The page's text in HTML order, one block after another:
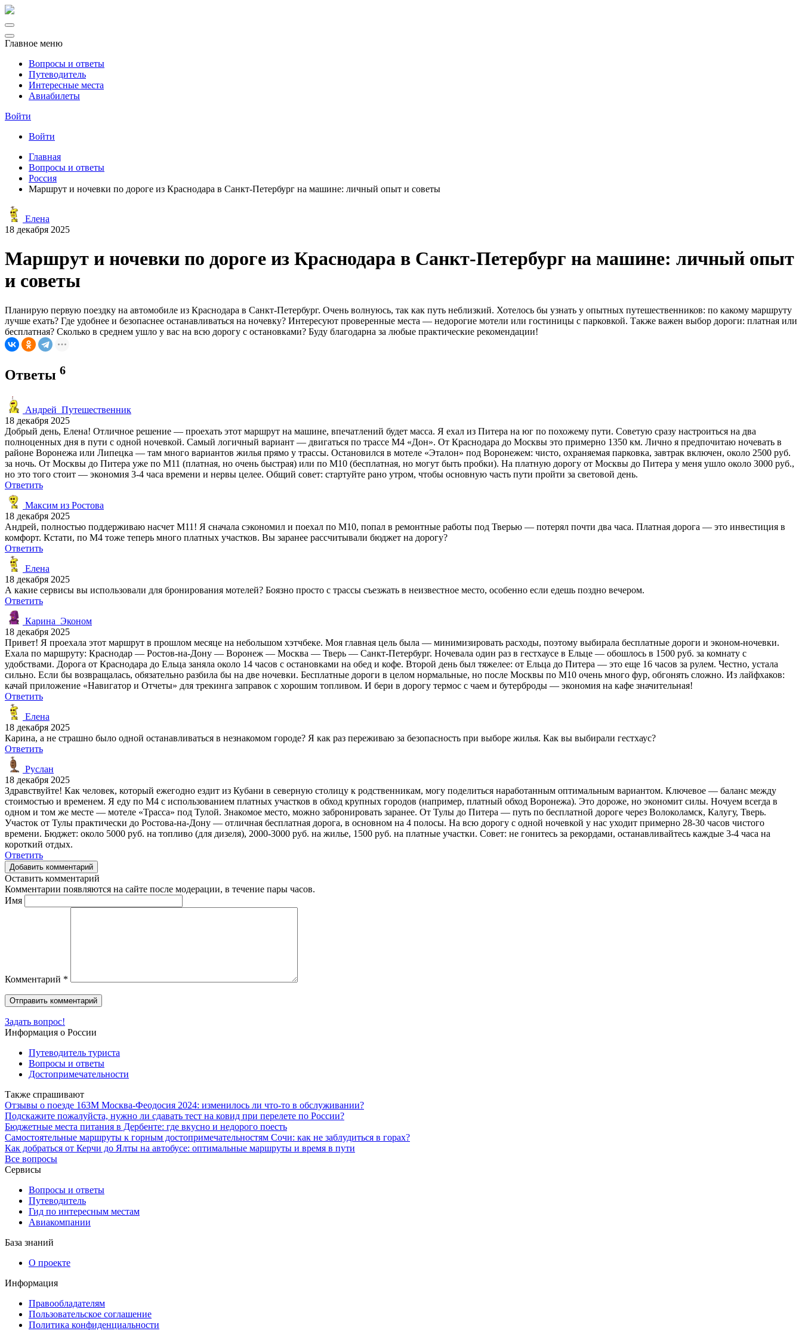
Главное меню
Вопросы и ответы
Путеводитель
Интересные места
Авиабилеты
Войти
Войти
Главная
Вопросы и ответы
Россия
Маршрут и ночевки по дороге из Краснодара в Санкт-Петербург на машине: личный опыт и советы
Елена
18 декабря 2025
Маршрут и ночевки по дороге из Краснодара в Санкт-Петербург на машине: личный опыт
и советы
Планирую первую поездку на автомобиле из Краснодара в Санкт-Петербург. Очень волнуюсь, так как путь неблизкий. Хотелось бы узнать у опытных путешественников: по какому маршруту
лучше ехать? Где удобнее и безопаснее останавливаться на ночевку? Интересуют проверенные места — недорогие мотели или гостиницы с парковкой. Также важен выбор дороги: платная или
бесплатная? Сколько в среднем ушло у вас на всю дорогу с остановками? Буду благодарна за любые практические рекомендации!
Ответы 6
Андрей_Путешественник
18 декабря 2025
Добрый день, Елена! Отличное решение — проехать этот маршрут на машине, впечатлений будет масса. Я ехал из Питера на юг по похожему пути. Советую сразу настроиться на два
полноценных дня в пути с одной ночевкой. Самый логичный вариант — двигаться по трассе М4 «Дон». От Краснодара до Москвы это примерно 1350 км. Лично я предпочитаю ночевать в
районе Воронежа или Липецка — там много вариантов жилья прямо у трассы. Остановился в мотеле «Эталон» под Воронежем: чисто, охраняемая парковка, завтрак включен, около 2500 руб.
за ночь. От Москвы до Питера уже по М11 (платная, но очень быстрая) или по М10 (бесплатная, но могут быть пробки). На платную дорогу от Москвы до Питера у меня ушло около 3000 руб.,
но это того стоит — экономия 3-4 часа времени и нервы целее. Общий совет: стартуйте рано утром, чтобы основную часть пути пройти за световой день.
Ответить
Максим из Ростова
18 декабря 2025
Андрей, полностью поддерживаю насчет М11! Я сначала сэкономил и поехал по М10, попал в ремонтные работы под Тверью — потерял почти два часа. Платная дорога — это инвестиция в
комфорт. Кстати, по М4 тоже теперь много платных участков. Вы заранее рассчитывали бюджет на дорогу?
Ответить
Елена
18 декабря 2025
А какие сервисы вы использовали для бронирования мотелей? Боязно просто с трассы съезжать в неизвестное место, особенно если едешь поздно вечером.
Ответить
Карина_Эконом
18 декабря 2025
Привет! Я проехала этот маршрут в прошлом месяце на небольшом хэтчбеке. Моя главная цель была — минимизировать расходы, поэтому выбирала бесплатные дороги и эконом-ночевки.
Ехала по маршруту: Краснодар — Ростов-на-Дону — Воронеж — Москва — Тверь — Санкт-Петербург. Ночевала один раз в гестхаусе в Ельце — обошлось в 1500 руб. за комнату с
удобствами. Дорога от Краснодара до Ельца заняла около 14 часов с остановками на обед и кофе. Второй день был тяжелее: от Ельца до Питера — это еще 16 часов за рулем. Честно, устала
сильно. Если бы возвращалась, обязательно разбила бы на две ночевки. Бесплатные дороги в целом нормальные, но после Москвы по М10 очень много фур, обгонять сложно. Из лайфхаков:
качай приложение «Навигатор и Отчеты» для трекинга заправок с хорошим топливом. И бери в дорогу термос с чаем и бутерброды — экономия на кафе значительная!
Ответить
Елена
18 декабря 2025
Карина, а не страшно было одной останавливаться в незнакомом городе? Я как раз переживаю за безопасность при выборе жилья. Как вы выбирали гестхаус?
Ответить
Руслан
18 декабря 2025
Здравствуйте! Как человек, который ежегодно ездит из Кубани в северную столицу к родственникам, могу поделиться наработанным оптимальным вариантом. Ключевое — баланс между
стоимостью и временем. Я еду по М4 с использованием платных участков в обход крупных городов (например, платный обход Воронежа). Это дороже, но экономит силы. Ночуем всегда в
одном и том же месте — мотеле «Трасса» под Тулой. Знакомое место, можно забронировать заранее. От Тулы до Питера — путь по бесплатной дороге через Волоколамск, Калугу, Тверь.
Участок от Тулы практически до Ростова-на-Дону — отличная бесплатная дорога, в основном на 4 полосы. На всю дорогу с одной ночевкой у нас уходит примерно 28-30 часов чистого
времени. Бюджет: около 5000 руб. на топливо (для дизеля), 2000-3000 руб. на жилье, 1500 руб. на платные участки. Совет: не гонитесь за рекордами, останавливайтесь каждые 3-4 часа на
короткий отдых.
Ответить
Добавить комментарий
Оставить комментарий
Комментарии появляются на сайте после модерации, в течение пары часов.
Имя
Комментарий *
Задать вопрос!
Информация о России
Путеводитель туриста
Вопросы и ответы
Достопримечательности
Также спрашивают
Отзывы о поезде 163М Москва-Феодосия 2024: изменилось ли что-то в обслуживании?
Подскажите пожалуйста, нужно ли сдавать тест на ковид при перелете по России?
Бюджетные места питания в Дербенте: где вкусно и недорого поесть
Самостоятельные маршруты к горным достопримечательностям Сочи: как не заблудиться в горах?
Как добраться от Керчи до Ялты на автобусе: оптимальные маршруты и время в пути
Все вопросы
Сервисы
Вопросы и ответы
Путеводитель
Гид по интересным местам
Авиакомпании
База знаний
О проекте
Информация
Правообладателям
Пользовательское соглашение
Политика конфиденциальности